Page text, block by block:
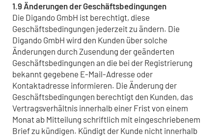
1.9 Änderungen der Geschäftsbedingungen
Die Digando GmbH ist berechtigt, diese
Geschäftsbedingungen jederzeit zu ändern. Die
Digando GmbH wird den Kunden über solche
Änderungen durch Zusendung der geänderten
Geschäftsbedingungen an die bei der Registrierung
bekannt gegebene E-Mail-Adresse oder
Kontaktadresse informieren. Die Änderung der
Geschäftsbedingungen berechtigt den Kunden, das
Vertragsverhältnis innerhalb einer Frist von einem
Monat ab Mitteilung schriftlich mit eingeschriebenem
Brief zu kündigen. Kündigt der Kunde nicht innerhalb